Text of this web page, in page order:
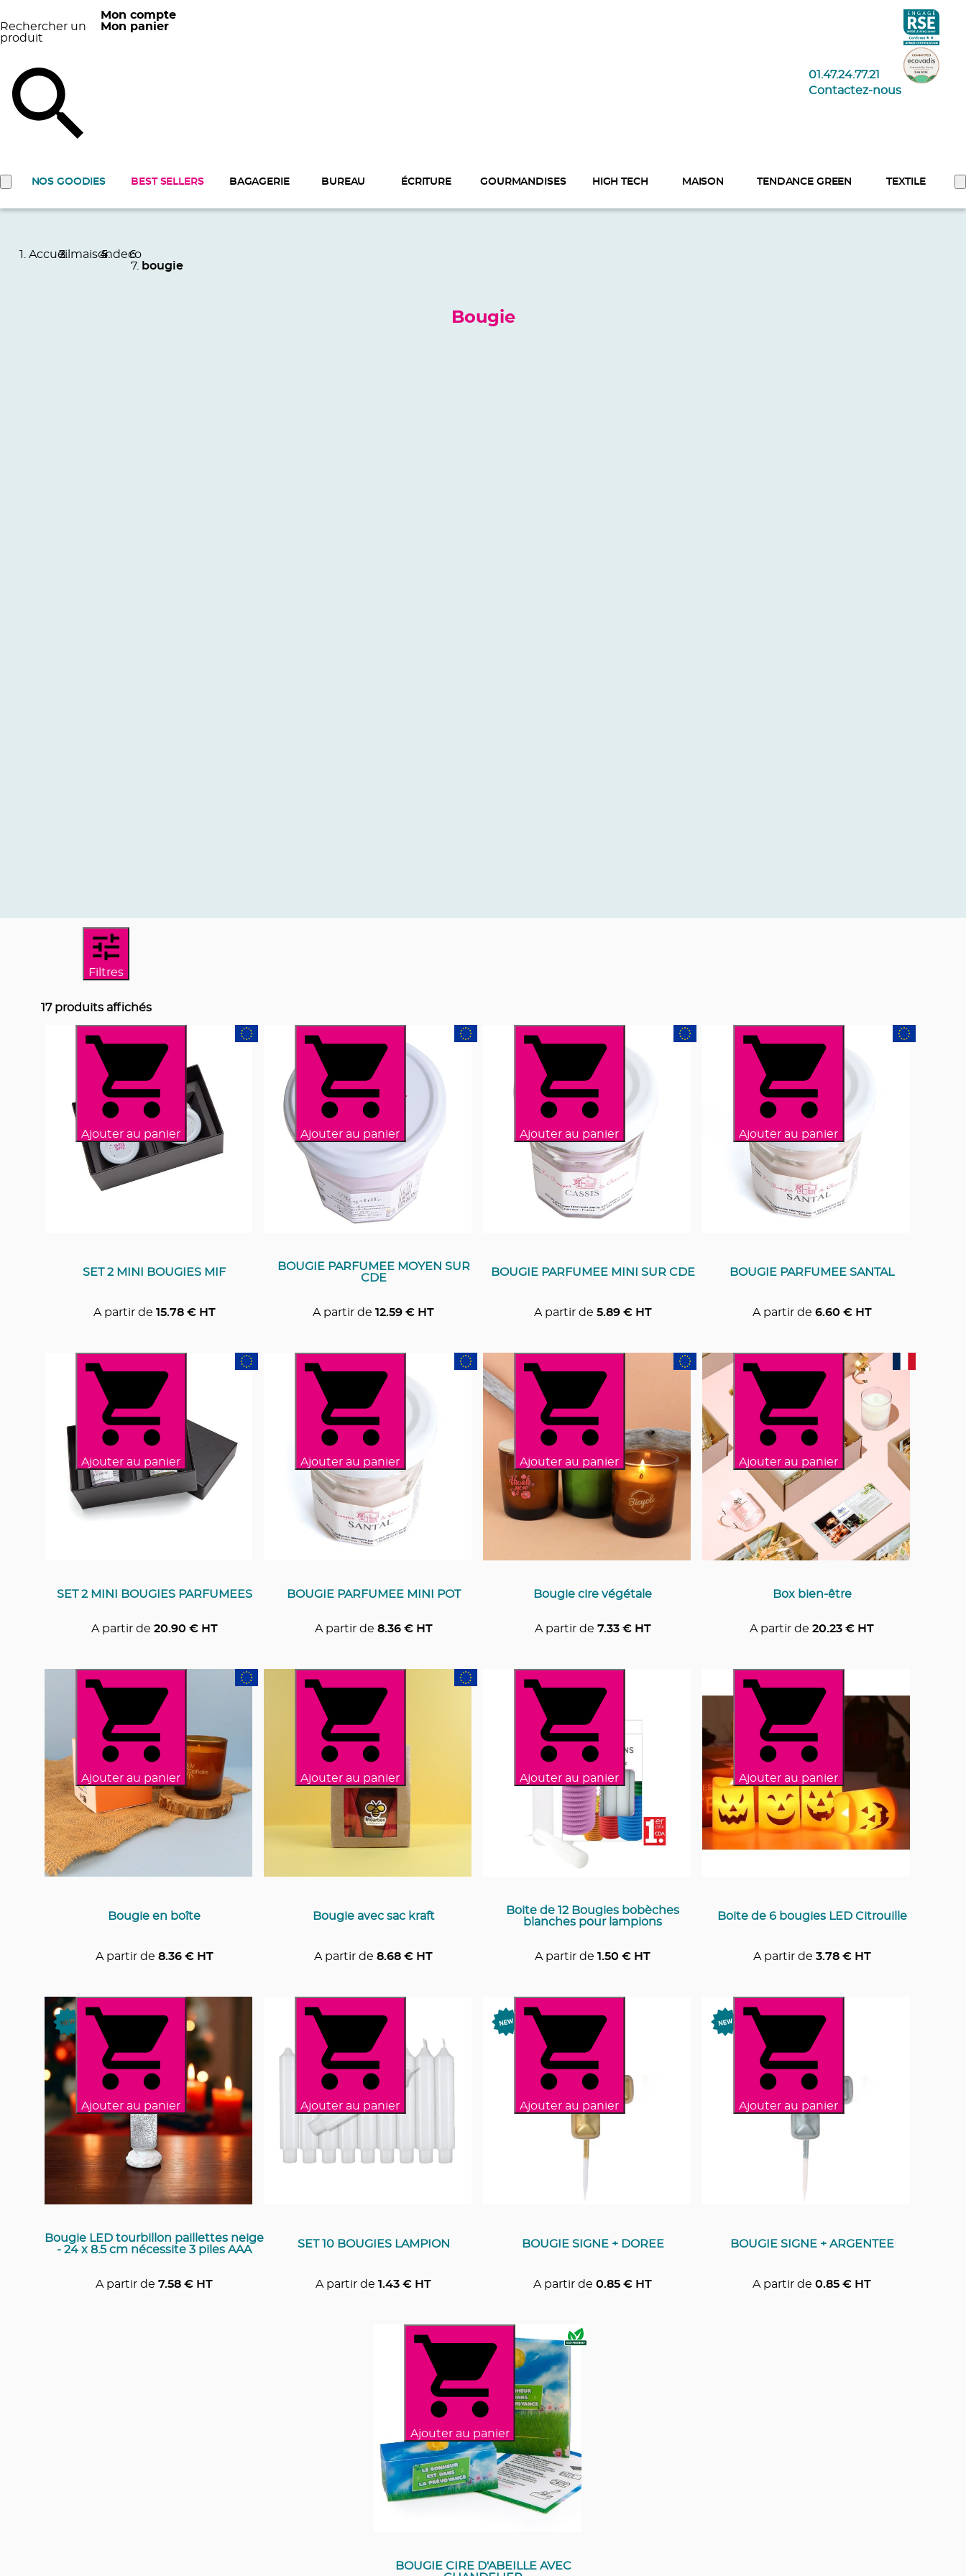
Rechercher un
produit
Mon compte
Mon panier
01.47.24.77.21
Contactez-nous
NOS GOODIES BEST SELLERS BAGAGERIE BUREAU ÉCRITURE GOURMANDISES HIGH TECH MAISON TENDANCE GREEN TEXTILE
Accueil maisondeco
bougie
Bougie
Filtres
17produits affichés
Ajouter au panier
SET 2 MINI BOUGIES MIF
A partir de 15.78€ HT
Ajouter au panier
BOUGIE PARFUMEE MOYEN SUR
CDE
A partir de 12.59 € HT
Ajouter au panier
BOUGIE PARFUMEE MINI SUR CDE
A partir de 5.89€ HT
Ajouter au panier
BOUGIE PARFUMEE SANTAL
A partir de 6.60 € HT
Ajouter au panier
SET 2 MINI BOUGIES PARFUMEES
A partir de 20.90 € HT
Ajouter au panier
BOUGIE PARFUMEE MINI POT
A partir de 8.36€ HT
Ajouter au panier
Bougie cire végétale
A partir de 7.33€ HT
Ajouter au panier
Box bien-être
A partir de 20.23 € HT
Ajouter au panier
Bougie en boîte
A partir de 8.36€ HT
Ajouter au panier
Bougie avec sac kraft
A partir de 8.68 € HT
Ajouter au panier
Boite de 12 Bougies bobèches
blanches pour lampions
A partir de 1.50 € HT
Ajouter au panier
Boite de 6 bougies LED Citrouille
A partir de 3.78€ HT
Ajouter au panier
Bougie LED tourbillon paillettes neige
- 24 x 8.5 cm nécessite 3 piles AAA
A partir de 7.58 € HT
Ajouter au panier
SET 10 BOUGIES LAMPION
A partir de 1.43 € HT
Ajouter au panier
BOUGIE SIGNE + DOREE
A partir de 0.85 € HT
Ajouter au panier
BOUGIE SIGNE + ARGENTEE
A partir de 0.85 € HT
Ajouter au panier
BOUGIE CIRE D'ABEILLE AVEC